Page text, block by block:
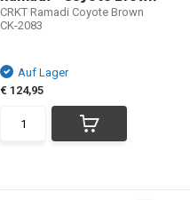
CRKT Ramadi Coyote Brown
CK-2083
Auf Lager
€ 124,95